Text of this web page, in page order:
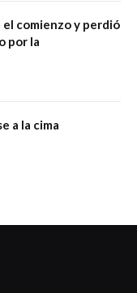
comienzo y perdió
por la
a la cima